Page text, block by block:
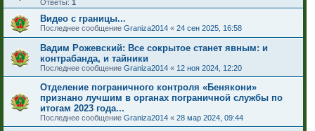
Ответы: 1
Видео с границы...
Последнее сообщение Graniza2014 « 24 сен 2025, 16:58
Вадим Рожевский: Все сокрытое станет явным: и
контрабанда, и тайники
Последнее сообщение Graniza2014 « 12 ноя 2024, 12:20
Отделение пограничного контроля «Бенякони»
признано лучшим в органах пограничной службы по
итогам 2023 года...
Последнее сообщение Graniza2014 « 28 мар 2024, 09:44